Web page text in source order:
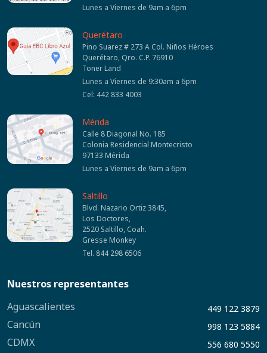
Lunes a Viernes de 9am a 6pm
Querétaro
Pino Suarez # 273 A Col. Niños Héroes
Querétaro, Qro. C.P. 76910
Toner Land
Lunes a Viernes de 9:30am a 6pm
Cel: 442 833 4003
Mérida
Calle 8 Diagonal No. 185
Colonia Residencial Montecristo
97133 Mérida
Lunes a Viernes de 9am a 6pm
Saltillo
Blvd. Nazario Ortiz 3845,
Los Doctores,
2520 Saltillo, Coah.
Gresse Monkey
Tel. 844 298 6506
Nuestros representantes
Aguascalientes
449 122 3879
Cancún 998 123 5884
CDMX 556 680 5550